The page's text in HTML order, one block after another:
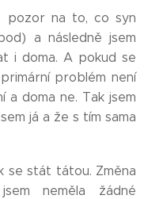
pozor na to, co syn
a následně jsem
i doma. A pokud se
problém není
a doma ne. Tak jsem
já a že s tím sama
se stát tátou. Změna
neměla žádné